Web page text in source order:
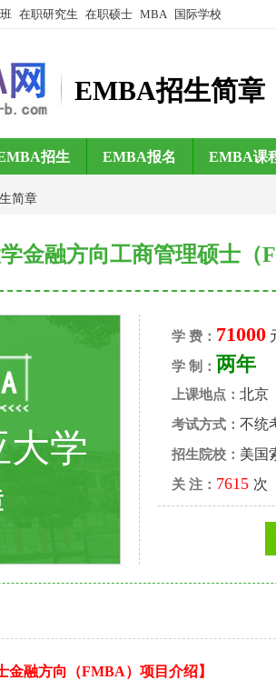
在职研究生 在职硕士 MBA 国际学校
EMBA招生简章
招生 EMBA报名 EMBA课
简章
金融方向工商管理硕士（
大学
学 费： 71000
学 制： 两年
上课地点： 北京
考试方式： 不统
招生院校： 美国
关 注： 7615 次
金融方向（FMBA）项目介绍】